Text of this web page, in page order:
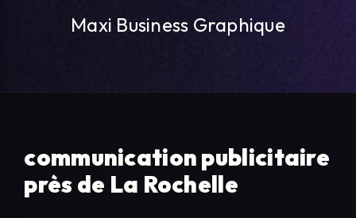
Maxi Business Graphique
communication publicitaire
près de La Rochelle